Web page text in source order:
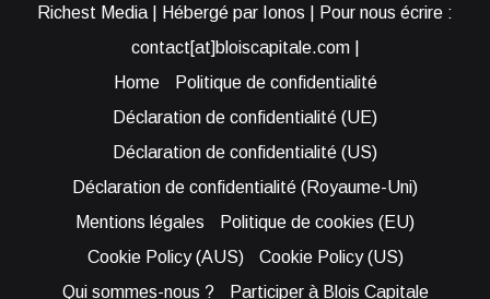
Richest Media | Hébergé par Ionos | Pour nous écrire :
contact[at]bloiscapitale.com |
Home
Politique de confidentialité
Déclaration de confidentialité (UE)
Déclaration de confidentialité (US)
Déclaration de confidentialité (Royaume-Uni)
Mentions légales
Politique de cookies (EU)
Cookie Policy (AUS)
Cookie Policy (US)
Qui sommes-nous ?
Participer à Blois Capitale